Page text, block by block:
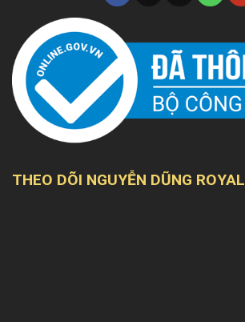
THEO DÕI NGUYỄN DŨNG ROYAL